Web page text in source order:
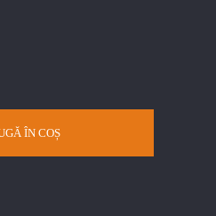
ÎN COȘ